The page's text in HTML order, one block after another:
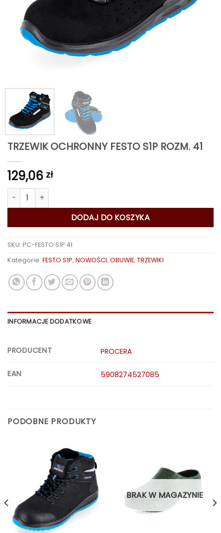
TRZEWIK OCHRONNY FESTO S1P ROZM. 41
129,06 zł
ilość TRZEWIK OCHRONNY FESTO S1P ROZM. 41
DODAJ DO KOSZYKA
SKU: PC-FESTO S1P 41
Kategorie: FESTO S1P, NOWOŚCI, OBUWIE, TRZEWIKI
INFORMACJE DODATKOWE
PRODUCENT PROCERA
EAN 5908274527085
PODOBNE PRODUKTY
BRAK W MAGAZYNIE